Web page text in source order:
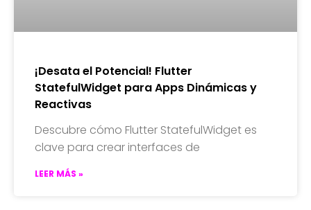
¡Desata el Potencial! Flutter
StatefulWidget para Apps Dinámicas y
Reactivas
Descubre cómo Flutter StatefulWidget es
clave para crear interfaces de
LEER MÁS »